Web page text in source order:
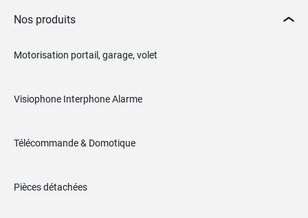
Nos produits
Motorisation portail, garage, volet
Visiophone Interphone Alarme
Télécommande & Domotique
Pièces détachées